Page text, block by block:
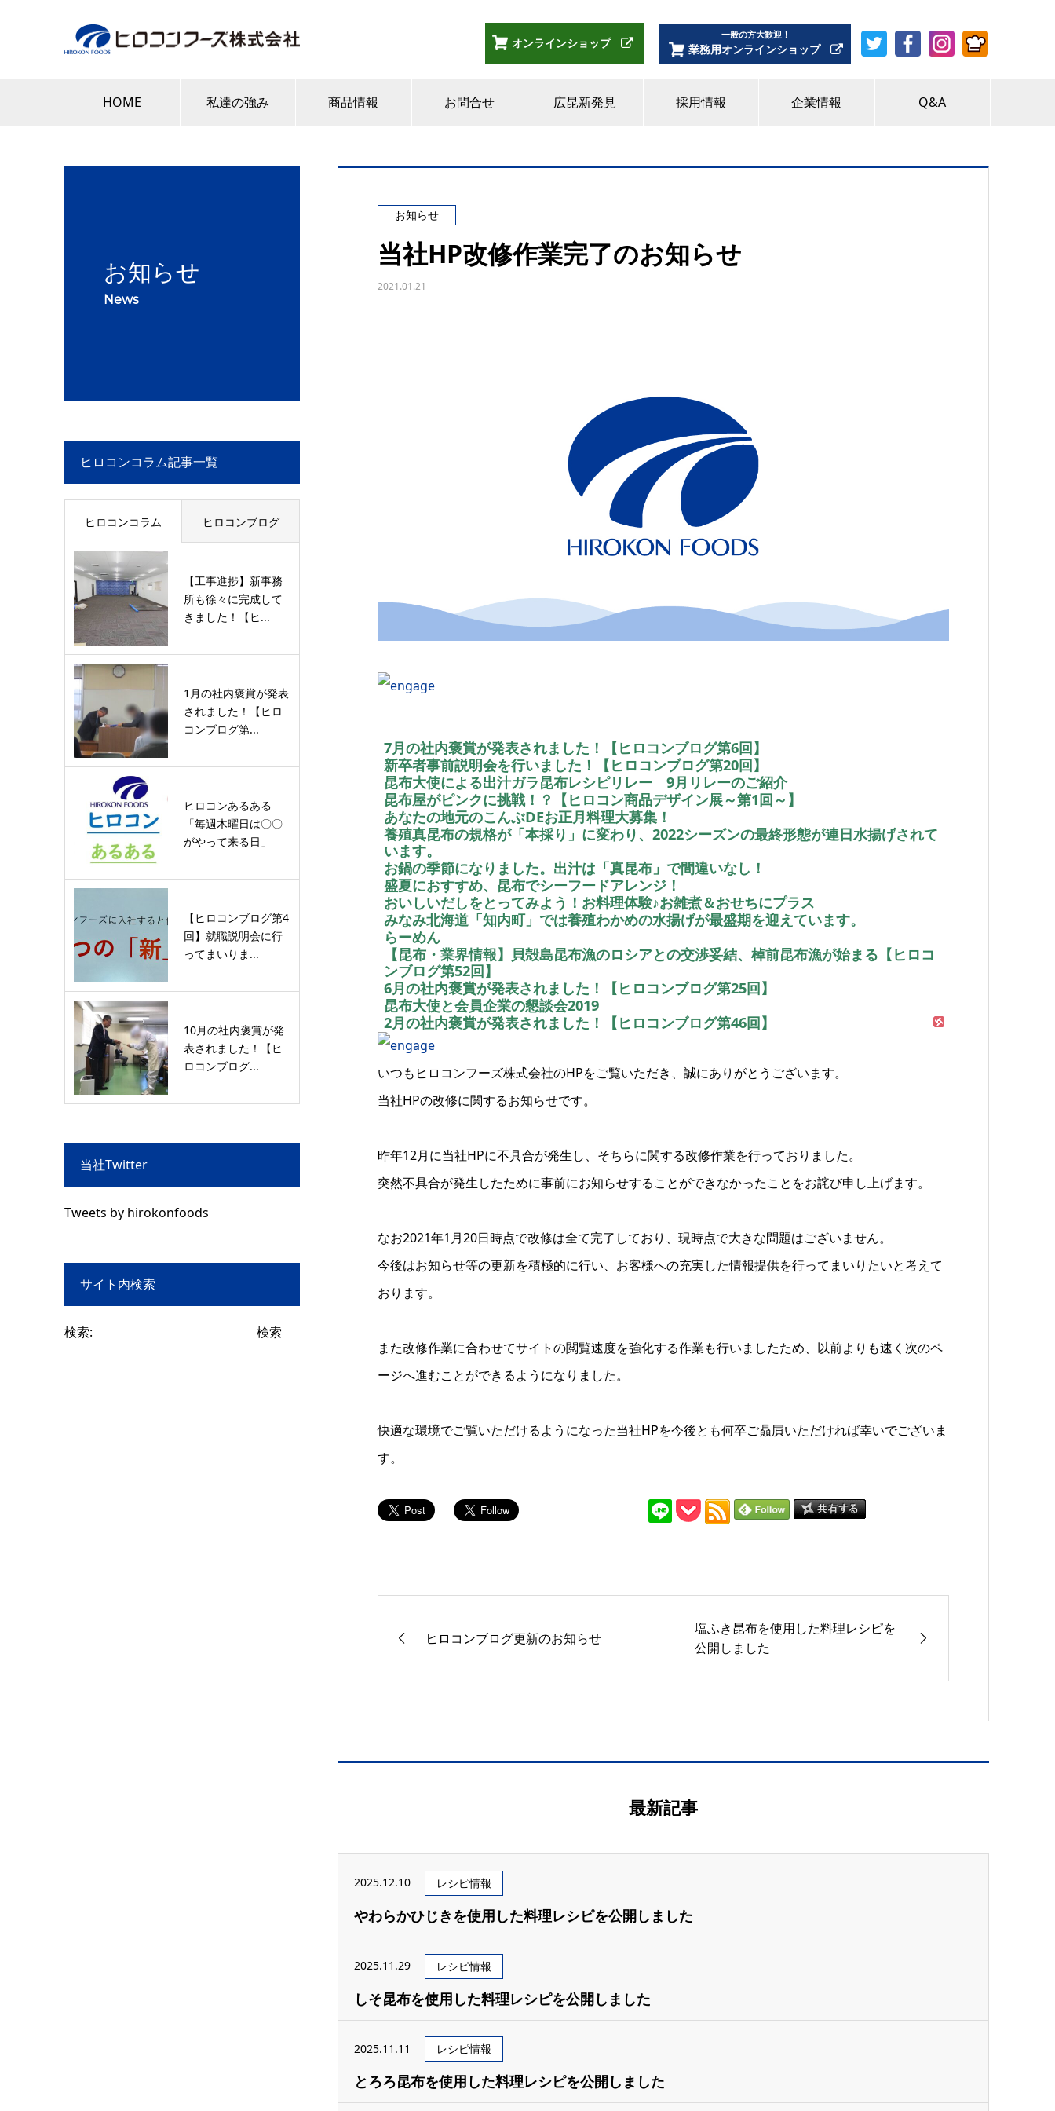
オンラインショップ
一般の方大歓迎！
業務用オンラインショップ
HOME 私達の強み 商品情報 お問合せ 広昆新発見 採用情報 企業情報 Q&A
お知らせ
News
お知らせ
当社HP改修作業完了のお知らせ
2021.01.21
7月の社内褒賞が発表されました！【ヒロコンブログ第6回】
新卒者事前説明会を行いました！【ヒロコンブログ第20回】
昆布大使による出汁ガラ昆布レシピリレー 9月リレーのご紹介
昆布屋がピンクに挑戦！？【ヒロコン商品デザイン展～第1回～】
あなたの地元のこんぶDEお正月料理大募集！
養殖真昆布の規格が「本採り」に変わり、2022シーズンの最終形態が連日水揚げされて
います。
お鍋の季節になりました。出汁は「真昆布」で間違いなし！
盛夏におすすめ、昆布でシーフードアレンジ！
おいしいだしをとってみよう！お料理体験♪お雑煮＆おせちにプラス
みなみ北海道「知内町」では養殖わかめの水揚げが最盛期を迎えています。
らーめん
【昆布・業界情報】貝殻島昆布漁のロシアとの交渉妥結、棹前昆布漁が始まる【ヒロコ
ンブログ第52回】
6月の社内褒賞が発表されました！【ヒロコンブログ第25回】
昆布大使と会員企業の懇談会2019
2月の社内褒賞が発表されました！【ヒロコンブログ第46回】
いつもヒロコンフーズ株式会社のHPをご覧いただき、誠にありがとうございます。
当社HPの改修に関するお知らせです。
昨年12月に当社HPに不具合が発生し、そちらに関する改修作業を行っておりました。
突然不具合が発生したために事前にお知らせすることができなかったことをお詫び申し上げます。
なお2021年1月20日時点で改修は全て完了しており、現時点で大きな問題はございません。
今後はお知らせ等の更新を積極的に行い、お客様への充実した情報提供を行ってまいりたいと考えて
おります。
また改修作業に合わせてサイトの閲覧速度を強化する作業も行いましたため、以前よりも速く次のペ
ージへ進むことができるようになりました。
快適な環境でご覧いただけるようになった当社HPを今後とも何卒ご贔屓いただければ幸いでございま
す。
ヒロコンブログ更新のお知らせ
塩ふき昆布を使用した料理レシピを
公開しました
最新記事
2025.12.10 レシピ情報
やわらかひじきを使用した料理レシピを公開しました
2025.11.29 レシピ情報
しそ昆布を使用した料理レシピを公開しました
2025.11.11 レシピ情報
とろろ昆布を使用した料理レシピを公開しました
ヒロコンコラム記事一覧
ヒロコンコラム ヒロコンブログ
【工事進捗】新事務
所も徐々に完成して
きました！【ヒ...
1月の社内褒賞が発表
されました！【ヒロ
コンブログ第...
ヒロコンあるある
「毎週木曜日は〇〇
がやって来る日」
【ヒロコンブログ第4
回】就職説明会に行
ってまいりま...
10月の社内褒賞が発
表されました！【ヒ
ロコンブログ...
当社Twitter
Tweets by hirokonfoods
サイト内検索
検索: